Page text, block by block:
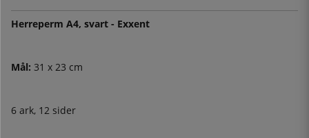
Herreperm A4, svart - Exxent
Mål: 31 x 23 cm
6 ark, 12 sider